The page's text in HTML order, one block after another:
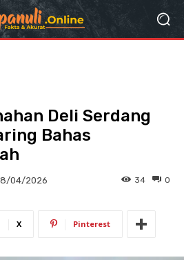
Deli Serdang
Bahas
04/2026 0
34
X Pinterest